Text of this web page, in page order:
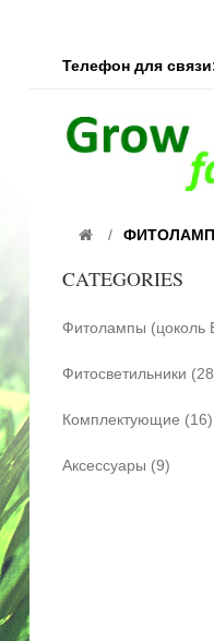
Телефон для
CATEGORIES
Фитолампы (цоколь
Фитосветильники
Комплектующие (16)
Аксессуары (9)